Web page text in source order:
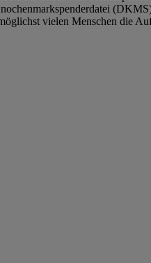
vielen Menschen die